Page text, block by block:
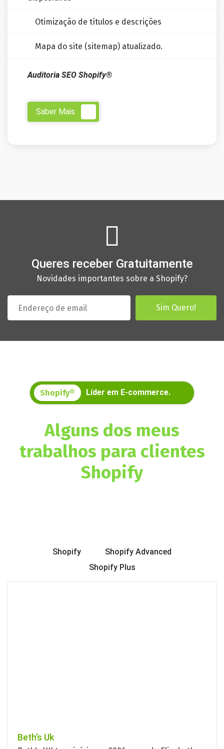
Otimização de títulos e descrições
Mapa do site (sitemap) atualizado.
Auditoria SEO Shopify®
Saber Mais
Queres receber Gratuitamente
Novidades importantes sobre a Shopify?
Shopify® Líder em E-commerce.
Alguns dos meus
trabalhos para clientes
Shopify
Shopify
Shopify Advanced
Shopify Plus
Beth’s Uk